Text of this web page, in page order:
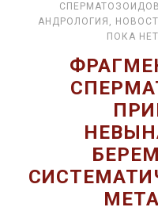
АНДРОЛОГИЯ ,
ПОКА